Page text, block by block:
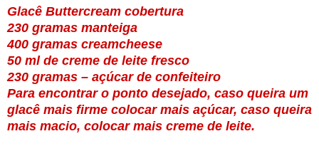
Glacê Buttercream cobertura
230 gramas manteiga
400 gramas creamcheese
50 ml de creme de leite fresco
230 gramas – açúcar de confeiteiro
Para encontrar o ponto desejado, caso queira um
glacê mais firme colocar mais açúcar, caso queira
mais macio, colocar mais creme de leite.